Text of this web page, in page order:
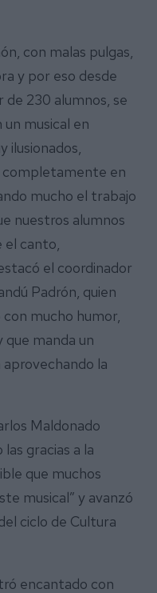
con malas pulgas,
y por eso desde
de 230 alumnos, se
musical en
ilusionados,
completamente en
mucho el trabajo
nuestros alumnos
el canto,
el coordinador
Padrón, quien
con mucho humor,
manda un
la
Maldonado
gracias a la
que muchos
musical” y avanzó
ciclo de Cultura
encantado con